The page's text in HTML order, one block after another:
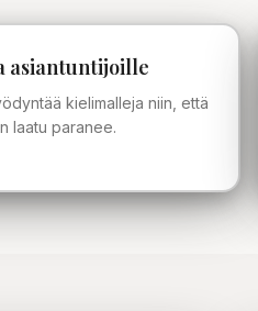
asiantuntijoille
kielimalleja niin, että
laatu paranee.